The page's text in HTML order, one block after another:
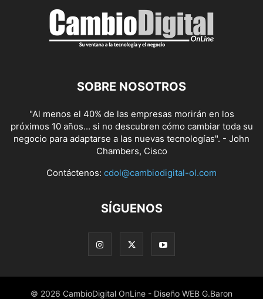
SOBRE NOSOTROS
"Al menos el 40% de las empresas morirán en los
próximos 10 años... si no descubren cómo cambiar toda su
negocio para adaptarse a las nuevas tecnologías". - John
Chambers, Cisco
Contáctenos: cdol@cambiodigital-ol.com
SÍGUENOS
© 2026 CambioDigital OnLine - Diseño WEB G.Baron